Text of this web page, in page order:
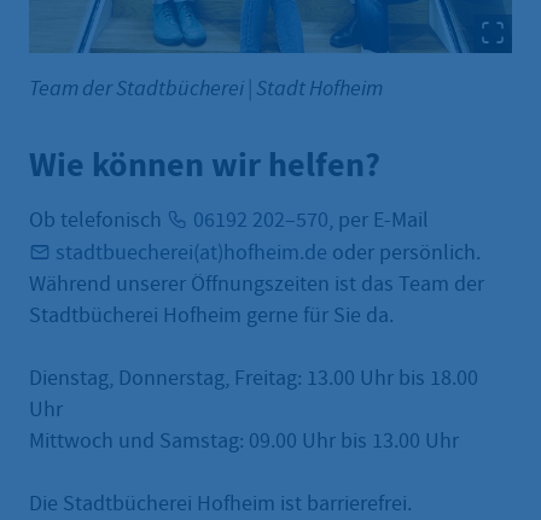
Team der Stadtbücherei | Stadt Hofheim
Wie können wir helfen?
Ob telefonisch 06192 202–570, per E-Mail
stadtbuecherei(at)hofheim.de oder persönlich.
Während unserer Öffnungszeiten ist das Team der
Stadtbücherei Hofheim gerne für Sie da.
Dienstag, Donnerstag, Freitag: 13.00 Uhr bis 18.00
Uhr
Mittwoch und Samstag: 09.00 Uhr bis 13.00 Uhr
Die Stadtbücherei Hofheim ist barrierefrei.